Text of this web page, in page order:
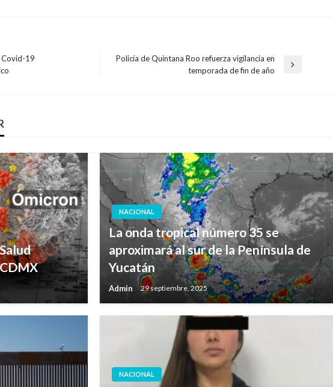
Covid-19
Policía de Quintana Roo refuerza vigilancia en
temporada de fin de año
NACIONAL
La onda tropical número 35 se
aproximará al sur de la Península de
Yucatán
Admin 29 septiembre, 2025
NACIONAL